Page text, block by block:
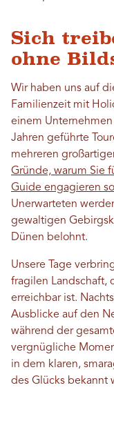
Sich
ohne
Wir haben uns auf
Familienzeit mit
einem
Jahren geführte
mehreren
Gründe, warum Sie
Guide engagieren
Unerwarteten
gewaltigen
Dünen belohnt.
Unsere Tage
fragilen Landschaft,
erreichbar ist.
Ausblicke auf den
während der
vergnügliche
in dem klaren,
des Glücks bekannt